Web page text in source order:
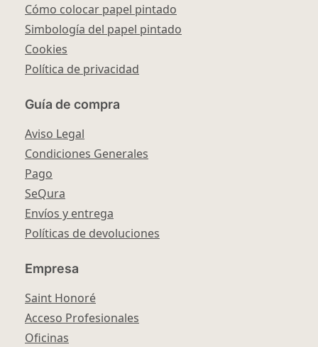
Cómo colocar papel pintado
Simbología del papel pintado
Cookies
Política de privacidad
Guía de compra
Aviso Legal
Condiciones Generales
Pago
SeQura
Envíos y entrega
Políticas de devoluciones
Empresa
Saint Honoré
Acceso Profesionales
Oficinas